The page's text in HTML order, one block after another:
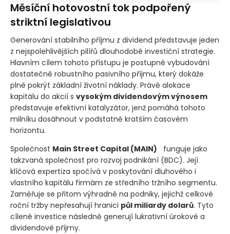
Měsíční hotovostní tok podpořený
striktní legislativou
Generování stabilního příjmu z dividend představuje jeden
z nejspolehlivějších pilířů dlouhodobé investiční strategie.
Hlavním cílem tohoto přístupu je postupné vybudování
dostatečně robustního pasivního příjmu, který dokáže
plně pokrýt základní životní náklady. Právě alokace
kapitálu do akcií s vysokým dividendovým výnosem
představuje efektivní katalyzátor, jenž pomáhá tohoto
milníku dosáhnout v podstatně kratším časovém
horizontu.
Společnost Main Street Capital (MAIN)
funguje jako
takzvaná společnost pro rozvoj podnikání (BDC). Její
klíčová expertiza spočívá v poskytování dluhového i
vlastního kapitálu firmám ze středního tržního segmentu.
Zaměřuje se přitom výhradně na podniky, jejichž celkové
roční tržby nepřesahují hranici půl miliardy dolarů. Tyto
cílené investice následně generují lukrativní úrokové a
dividendové příjmy.